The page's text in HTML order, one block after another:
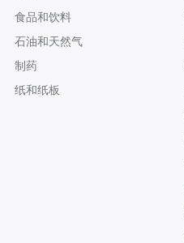
食品和饮料
石油和天然气
制药
纸和纸板